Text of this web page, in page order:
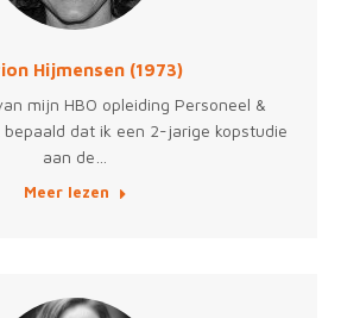
Hijmensen (1973)
mijn HBO opleiding Personeel &
bepaald dat ik een 2-jarige kopstudie
aan de…
Meer lezen